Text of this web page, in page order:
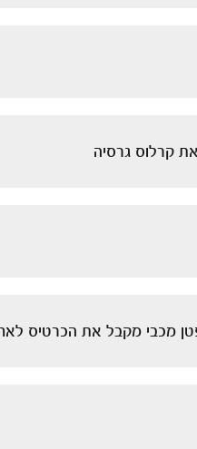
קרלוס גרסיה
מכבי מקבל את הכרטיס